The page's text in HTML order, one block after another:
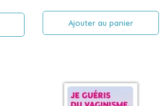
Ajouter au panier